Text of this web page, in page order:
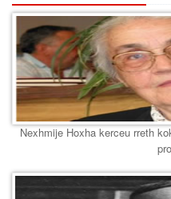
Nexhmije Hoxha kerceu rreth